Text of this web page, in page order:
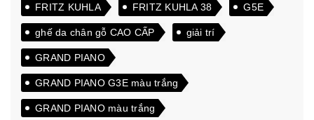
FRITZ KUHLA FRITZ KUHLA 38 G5E
ghế da chân gỗ CAO CẤP giải trí
GRAND PIANO
GRAND PIANO G3E màu trắng
GRAND PIANO màu trắng